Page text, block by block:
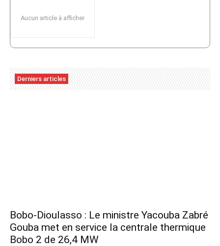
Aucun article à afficher
Derniers articles
Bobo-Dioulasso : Le ministre Yacouba Zabré
Gouba met en service la centrale thermique
Bobo 2 de 26,4 MW